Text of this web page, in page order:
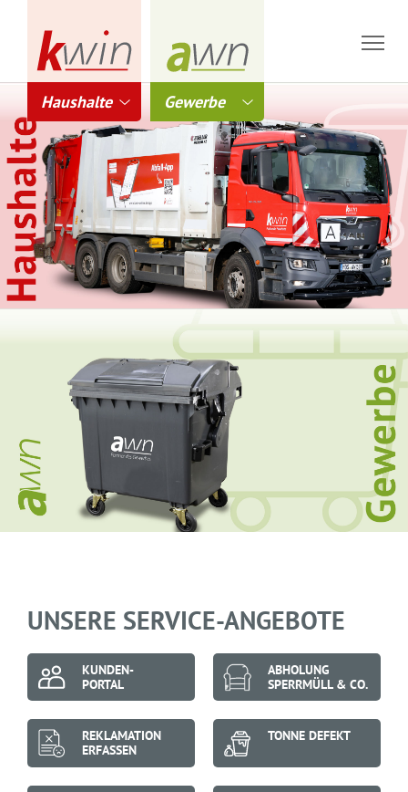
Haushalte Gewerbe
UNSERE SERVICE-ANGEBOTE
KUNDEN-
PORTAL
ABHOLUNG
SPERRMÜLL & CO.
REKLAMATION
ERFASSEN
TONNE DEFEKT